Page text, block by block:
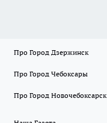
Про Город Дзержинск
Про Город Чебоксары
Про Город Новочебоксарск